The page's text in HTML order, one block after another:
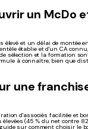
un McDo
et un délai de montée
établie et d'un CA
sélection et la formation
à connaître, bien que
une
d'associés facilitée et
(45 % du net contre
sur comment choisir le